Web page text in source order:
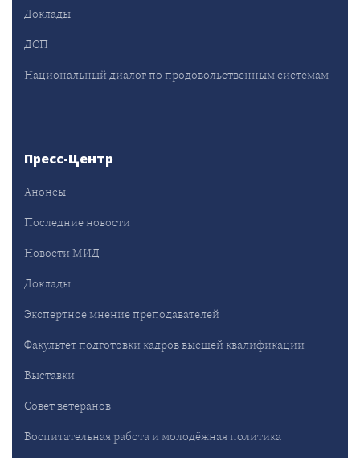
Доклады
ДСП
Национальный диалог по продовольственным системам
Пресс-Центр
Анонсы
Последние новости
Новости МИД
Доклады
Экспертное мнение преподавателей
Факультет подготовки кадров высшей квалификации
Выставки
Совет ветеранов
Воспитательная работа и молодёжная политика